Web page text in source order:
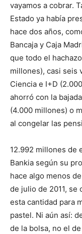
vayamos a cobrar.
Estado ya había
hace dos años,
Bancaja y Caja
que todo el
millones), casi seis
Ciencia e I+D
ahorró con la
(4.000 millones) o
al congelar las
12.992 millones de
Bankia según su
hace algo menos
de julio de 2011,
esta cantidad para
pastel. Ni aún así:
de la bolsa, no el